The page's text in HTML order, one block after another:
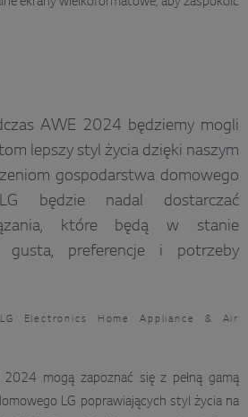
AWE 2024 będziemy mogli
lepszy styl życia dzięki naszym
gospodarstwa domowego
będzie nadal dostarczać
które będą w stanie
gusta, preferencje i potrzeby
Electronics Home Appliance & Air
mogą zapoznać się z pełną gamą
LG poprawiających styl życia na